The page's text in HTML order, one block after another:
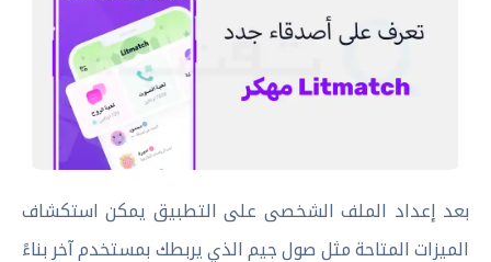
بعد إعداد الملف الشخصى على التطبيق يمكن استكشاف
الميزات المتاحة مثل صول جيم الذي يربطك بمستخدم آخر بناءً